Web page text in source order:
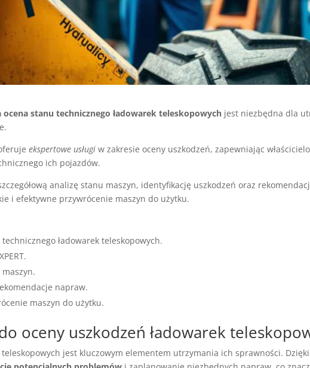
ocena stanu technicznego ładowarek teleskopowych jest niezbędna dla
oferujeekspertowe usługi w zakresie oceny uszkodzeń, zapewniając
ich pojazdów.
analizę stanu maszyn, identyfikację uszkodzeń oraz
i efektywne przywrócenie maszyn do użytku.
ładowarek teleskopowych.
maszyn.
napraw.
maszyn do użytku.
oceny uszkodzeń ładowarek
teleskopowych jest kluczowym elementem utrzymania ich sprawności.